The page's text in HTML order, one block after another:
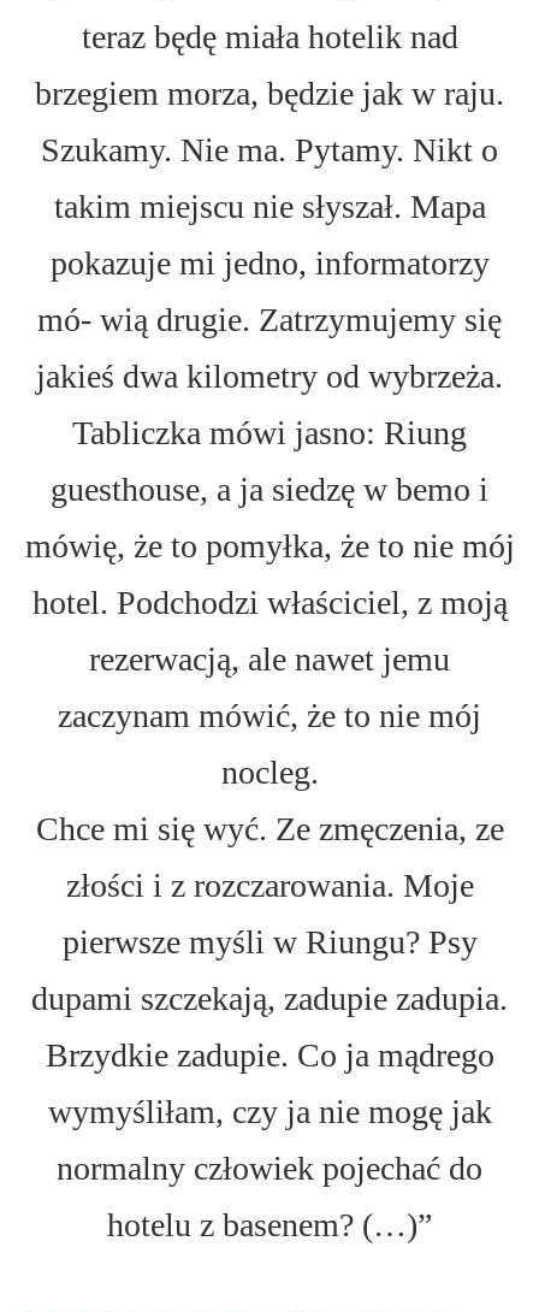
teraz będę miała hotelik nad
brzegiem morza, będzie jak w raju.
Szukamy. Nie ma. Pytamy. Nikt o
takim miejscu nie słyszał. Mapa
pokazuje mi jedno, informatorzy
mó- wią drugie. Zatrzymujemy się
jakieś dwa kilometry od wybrzeża.
Tabliczka mówi jasno: Riung
guesthouse, a ja siedzę w bemo i
mówię, że to pomyłka, że to nie mój
hotel. Podchodzi właściciel, z moją
rezerwacją, ale nawet jemu
zaczynam mówić, że to nie mój
nocleg.
Chce mi się wyć. Ze zmęczenia, ze
złości i z rozczarowania. Moje
pierwsze myśli w Riungu? Psy
dupami szczekają, zadupie zadupia.
Brzydkie zadupie. Co ja mądrego
wymyśliłam, czy ja nie mogę jak
normalny człowiek pojechać do
hotelu z basenem? (…)”